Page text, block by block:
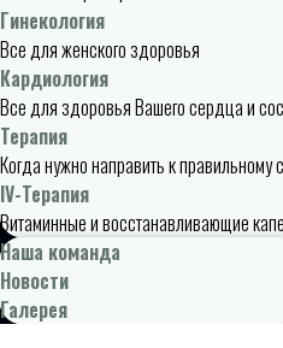
Гинекология
Все для женского здоровья
Кардиология
Все для здоровья Вашего сердца и
Терапия
Когда нужно направить к правильному
IV-Терапия
Витаминные и восстанавливающие
Наша команда
Новости
Галерея